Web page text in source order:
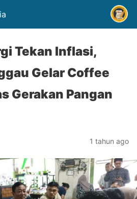
Tekan Inflasi,
Gelar Coffee
Gerakan Pangan
1 tahun ago